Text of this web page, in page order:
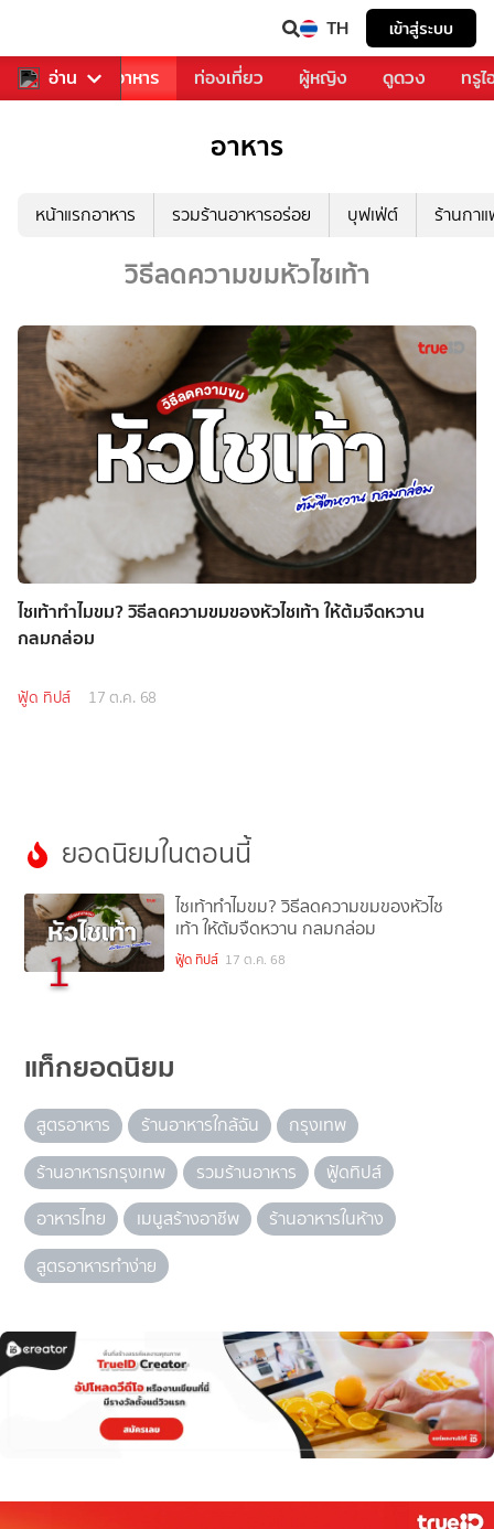
TH เข้าสู่ระบบ
อ่าน
การเพลง อาหาร ท่องเที่ยว ผู้หญิง ดูดวง ทรู
อาหาร
หน้าแรกอาหาร รวมร้านอาหารอร่อย บุฟเฟ่ต์ ร้านกา
วิธีลดความขมหัวไชเท้า
ไชเท้าทำไมขม? วิธีลดความขมของหัวไชเท้า ให้ต้มจืดหวาน
กลมกล่อม
ฟู้ด ทิปส์ 17 ต.ค. 68
ยอดนิยมในตอนนี้
1
ไชเท้าทำไมขม? วิธีลดความขมของหัวไช
เท้า ให้ต้มจืดหวาน กลมกล่อม
ฟู้ด ทิปส์ 17 ต.ค. 68
แท็กยอดนิยม
สูตรอาหาร ร้านอาหารใกล้ฉัน
กรุงเทพ
ร้านอาหารกรุงเทพ
รวมร้านอาหาร
ฟู้ดทิปส์
อาหารไทย
เมนูสร้างอาชีพ
ร้านอาหารในห้าง
สูตรอาหารทำง่าย